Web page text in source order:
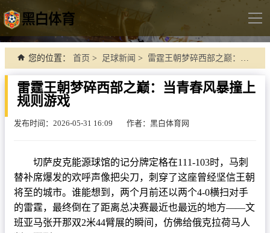
导
首页
足球直播
英超
德甲
意甲
世界杯
欧冠杯
您的位置： 首页 > 足球新闻 > 雷霆王朝梦碎西部之巅：当青春风暴撞上规则游戏
雷霆王朝梦碎西部之巅：当青春风暴撞上
规则游戏
发布时间：2026-05-31 16:09 作者：黑白体育网
切萨皮克能源球馆的记分牌定格在111-103时，马刺
替补席爆发的欢呼声像把尖刀，刺穿了这座曾经坚信王朝
将至的城市。谁能想到，两个月前还以两个4-0横扫对手
的雷霆，最终倒在了距离总决赛最近也最远的地方——文
班亚马张开那双2米44臂展的瞬间，仿佛给俄克拉荷马人